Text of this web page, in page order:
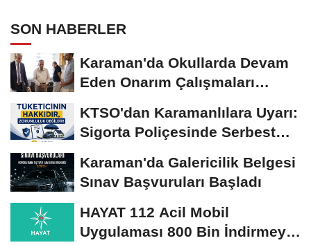
SON HABERLER
Karaman'da Okullarda Devam
Eden Onarım Çalışmaları
KTSO'dan Karamanlılara Uyarı:
Sigorta Poliçesinde Serbest
Karaman'da Galericilik Belgesi
Sınav Başvuruları Başladı
HAYAT 112 Acil Mobil
Uygulaması 800 Bin İndirmeyi